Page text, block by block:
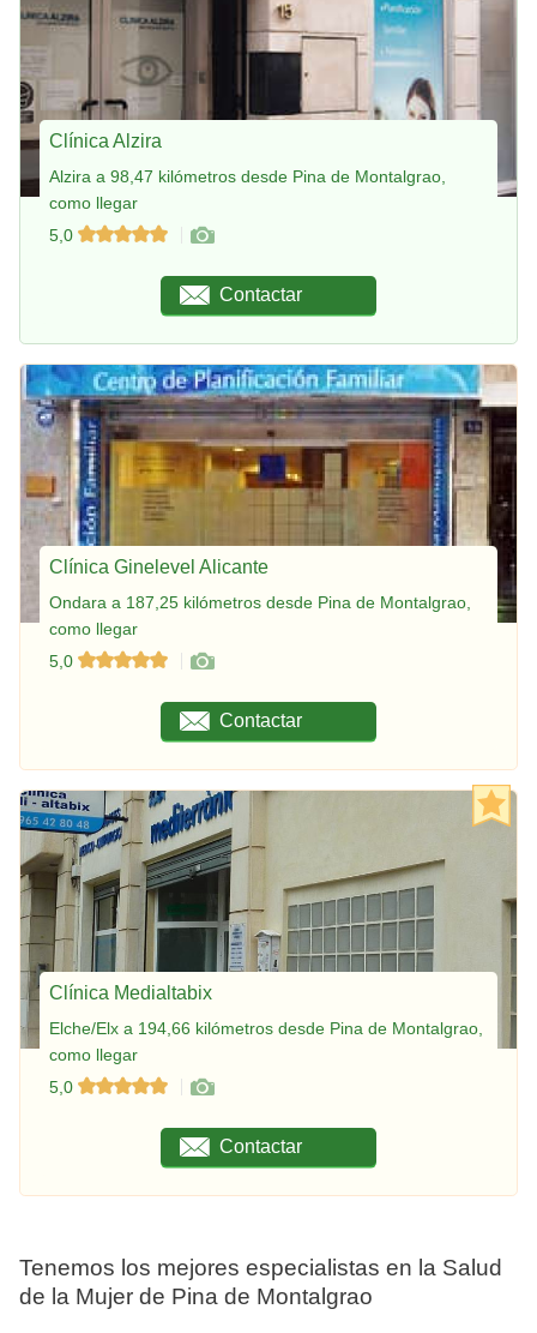
Clínica Alzira
Alzira a 98,47 kilómetros desde Pina de Montalgrao,
como llegar
5,0
Contactar
Clínica Ginelevel Alicante
Ondara a 187,25 kilómetros desde Pina de Montalgrao,
como llegar
5,0
Contactar
Clínica Medialtabix
Elche/Elx a 194,66 kilómetros desde Pina de Montalgrao,
como llegar
5,0
Contactar
Tenemos los mejores especialistas en la Salud
de la Mujer de Pina de Montalgrao